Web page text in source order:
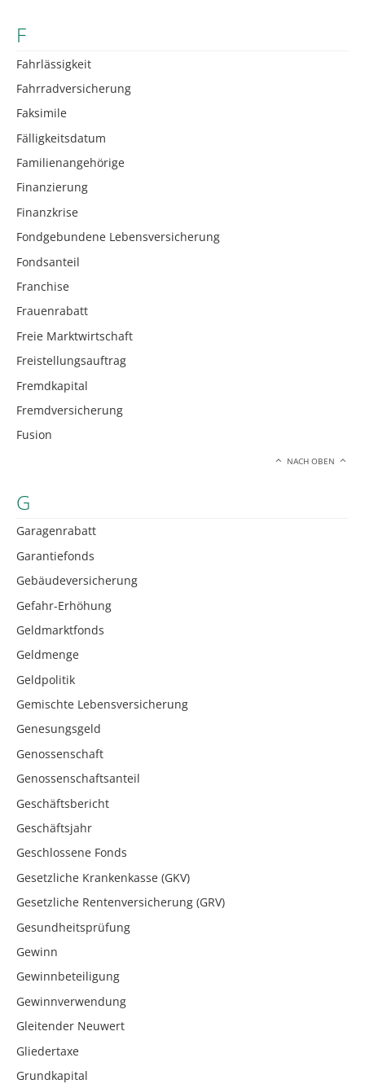
F
Fahrlässigkeit
Fahrradversicherung
Faksimile
Fälligkeitsdatum
Familienangehörige
Finanzierung
Finanzkrise
Fondgebundene Lebensversicherung
Fondsanteil
Franchise
Frauenrabatt
Freie Marktwirtschaft
Freistellungsauftrag
Fremdkapital
Fremdversicherung
Fusion
NACH OBEN
G
Garagenrabatt
Garantiefonds
Gebäudeversicherung
Gefahr-Erhöhung
Geldmarktfonds
Geldmenge
Geldpolitik
Gemischte Lebensversicherung
Genesungsgeld
Genossenschaft
Genossenschaftsanteil
Geschäftsbericht
Geschäftsjahr
Geschlossene Fonds
Gesetzliche Krankenkasse (GKV)
Gesetzliche Rentenversicherung (GRV)
Gesundheitsprüfung
Gewinn
Gewinnbeteiligung
Gewinnverwendung
Gleitender Neuwert
Gliedertaxe
Grundkapital